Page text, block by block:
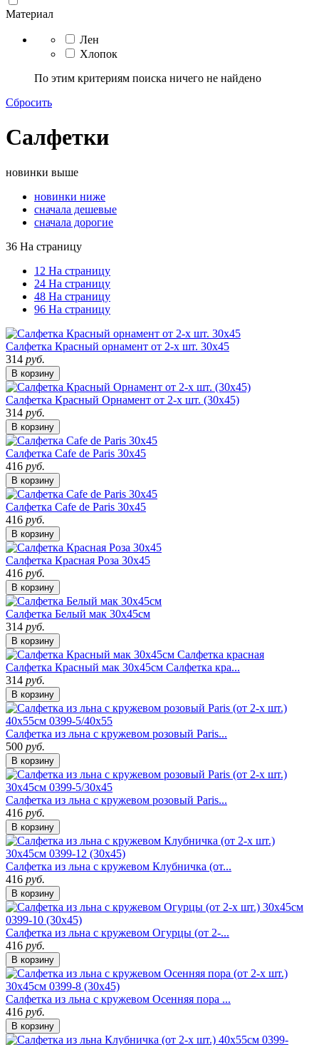
Материал
Лен
Хлопок
По этим критериям поиска ничего не найдено
Сбросить
Салфетки
новинки выше
новинки ниже
сначала дешевые
сначала дорогие
36 На страницу
12 На страницу
24 На страницу
48 На страницу
96 На страницу
Салфетка Красный орнамент от 2-х шт. 30х45
314 руб.
В корзину
Салфетка Красный Орнамент от 2-х шт. (30х45)
314 руб.
В корзину
Салфетка Cafe de Paris 30х45
416 руб.
В корзину
Салфетка Cafe de Paris 30х45
416 руб.
В корзину
Салфетка Красная Роза 30х45
416 руб.
В корзину
Cалфетка Белый мак 30х45см
314 руб.
В корзину
Cалфетка Красный мак 30х45см Салфетка кра...
314 руб.
В корзину
Cалфетка из льна с кружевом розовый Paris...
500 руб.
В корзину
Cалфетка из льна с кружевом розовый Paris...
416 руб.
В корзину
Cалфетка из льна с кружевом Клубничка (от...
416 руб.
В корзину
Cалфетка из льна с кружевом Огурцы (от 2-...
416 руб.
В корзину
Cалфетка из льна с кружевом Осенняя пора ...
416 руб.
В корзину